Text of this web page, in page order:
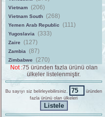
Vietnam (206)
Vietnam South (268)
Yemen Arab Republic (111)
Yugoslavia (333)
Zaire (127)
Zambia (87)
Zimbabwe
(270)
Not :75 üründen fazla ürünü olan
ülkeler listelenmiştir.
Bu sayıyı siz belirleyebilirsiniz.
üründen
fazla ürünü olan ülkeleri